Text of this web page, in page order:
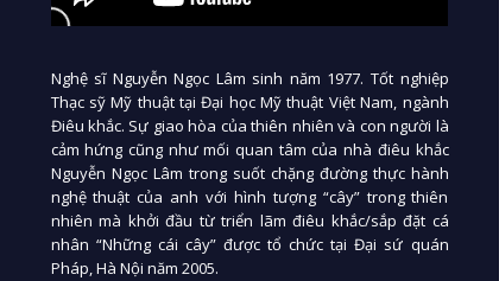
Nghệ sĩ Nguyễn Ngọc Lâm sinh năm 1977. Tốt nghiệp
Thạc sỹ Mỹ thuật tại Đại học Mỹ thuật Việt Nam, ngành
Điêu khắc. Sự giao hòa của thiên nhiên và con người là
cảm hứng cũng như mối quan tâm của nhà điêu khắc
Nguyễn Ngọc Lâm trong suốt chặng đường thực hành
nghệ thuật của anh với hình tượng “cây” trong thiên
nhiên mà khởi đầu từ triển lãm điêu khắc/sắp đặt cá
nhân “Những cái cây” được tổ chức tại Đại sứ quán
Pháp, Hà Nội năm 2005.